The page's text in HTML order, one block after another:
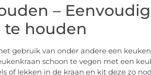
–
houden
gebruik van onder andere een
schoon te vegen met een
of lekken in de kraan en kit deze zo